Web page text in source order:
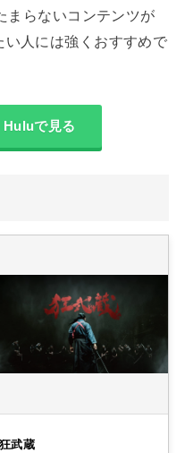
まらないコンテンツが
人には強くおすすめで
Huluで見る
狂武蔵